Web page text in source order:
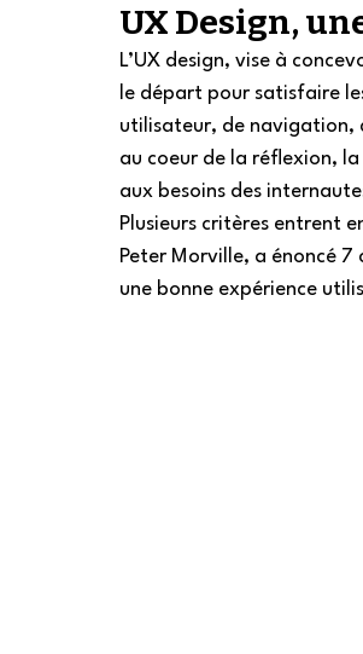
UX Design,
L’UX design, vise à
le départ pour satisfaire
utilisateur, de navigation,
au coeur de la réflexion,
aux besoins des
Plusieurs critères entrent
Peter Morville, a énoncé
une bonne expérience